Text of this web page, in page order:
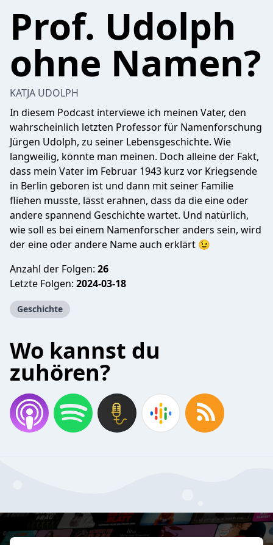
Prof. Udolph
ohne Namen?
KATJA UDOLPH
In diesem Podcast interviewe ich meinen Vater, den
wahrscheinlich letzten Professor für Namenforschung
Jürgen Udolph, zu seiner Lebensgeschichte. Wie
langweilig, könnte man meinen. Doch alleine der Fakt,
dass mein Vater im Februar 1943 kurz vor Kriegsende
in Berlin geboren ist und dann mit seiner Familie
fliehen musste, lässt erahnen, dass da die eine oder
andere spannend Geschichte wartet. Und natürlich,
wie soll es bei einem Namenforscher anders sein, wird
der eine oder andere Name auch erklärt 😉
Anzahl der Folgen: 26
Letzte Folgen: 2024-03-18
Geschichte
Wo kannst du
zuhören?